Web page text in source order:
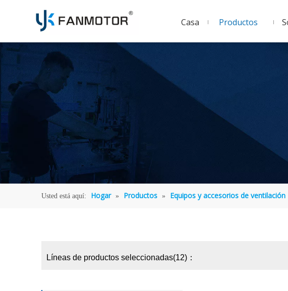
Casa Productos
Usted está aquí: Hogar » Productos » Equipos y accesorios de ventilación
Líneas de productos seleccionadas(12)：